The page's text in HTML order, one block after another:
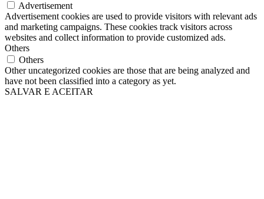
Advertisement
Advertisement cookies are used to provide visitors with relevant ads
and marketing campaigns. These cookies track visitors across
websites and collect information to provide customized ads.
Others
Others
Other uncategorized cookies are those that are being analyzed and
have not been classified into a category as yet.
SALVAR E ACEITAR